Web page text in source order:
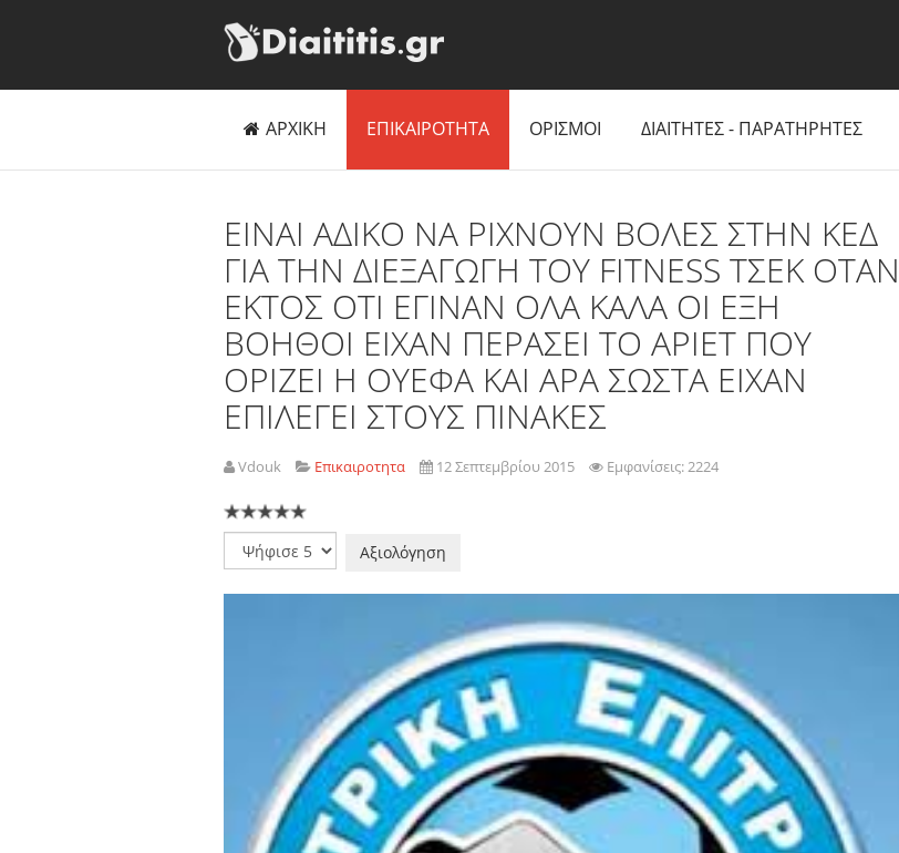
ΑΡΧΙΚΗ ΕΠΙΚΑΙΡΟΤΗΤΑ ΟΡΙΣΜΟΙ ΔΙΑΙΤΗΤΕΣ - ΠΑΡΑΤΗΡΗΤΕΣ
EINAI AΔΙΚΟ ΝΑ ΡΙΧΝΟΥΝ ΒΟΛΕΣ ΣΤΗΝ ΚΕΔ
ΓΙΑ ΤΗΝ ΔΙΕΞΑΓΩΓΗ ΤΟΥ FITNESS TΣΕΚ ΟΤΑΝ
ΕΚΤΟΣ ΟΤΙ ΕΓΙΝΑΝ ΟΛΑ ΚΑΛΑ ΟΙ ΕΞΗ
ΒΟΗΘΟΙ ΕΙΧΑΝ ΠΕΡΑΣΕΙ ΤΟ ΑΡΙΕΤ ΠΟΥ
ΟΡΙΖΕΙ Η ΟΥΕΦΑ ΚΑΙ ΑΡΑ ΣΩΣΤΑ ΕΙΧΑΝ
ΕΠΙΛΕΓΕΙ ΣΤΟΥΣ ΠΙΝΑΚΕΣ
Vdouk Επικαιροτητα 12 Σεπτεμβρίου 2015 Εμφανίσεις: 2224
Παρακαλώ
αξιολογήστε